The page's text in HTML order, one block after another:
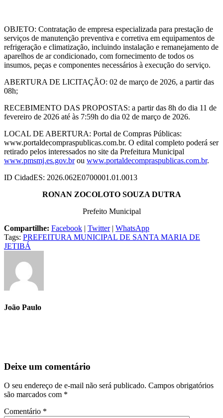
OBJETO: Contratação de empresa especializada para prestação de
serviços de manutenção preventiva e corretiva em equipamentos de
refrigeração e climatização, incluindo instalação e remanejamento de
aparelhos de ar condicionado, com fornecimento de todos os
insumos, peças e componentes necessários à execução do serviço.
ABERTURA DE LICITAÇÃO: 02 de março de 2026, a partir das
08h;
RECEBIMENTO DAS PROPOSTAS: a partir das 8h do dia 11 de
fevereiro de 2026 até às 7:59h do dia 02 de março de 2026.
LOCAL DE ABERTURA: Portal de Compras Públicas:
www.portaldecompraspublicas.com.br. O edital completo poderá ser
retirado pelos interessados no site da Prefeitura Municipal
www.pmsmj.es.gov.brou www.portaldecompraspublicas.com.br.
ID CidadES: 2026.062E0700001.01.0013
RONAN ZOCOLOTO SOUZA DUTRA
Prefeito Municipal
Compartilhe: Facebook | Twitter| WhatsApp
Tags: PREFEITURA MUNICIPAL DE SANTA MARIA DE
JETIBÁ
João Paulo
Deixe um comentário
O seu endereço de e-mail não será publicado. Campos obrigatórios
são marcados com *
Comentário *